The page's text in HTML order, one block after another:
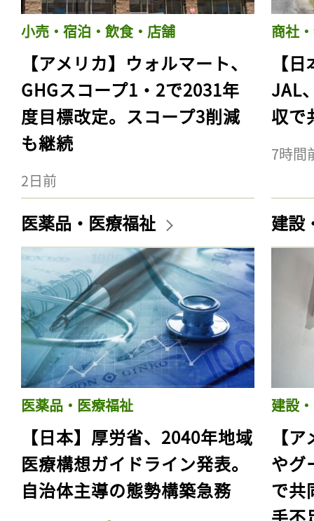
小売・宿泊・飲食・店舗
【アメリカ】ウォルマート、
GHGスコープ1・2で2031年
度目標改定。スコープ3削減
も継続
2日前
商社
【
JAL
収で
7時間
医薬品・医療福祉
医薬品・医療福祉
【日本】厚労省、2040年地域
医療構想ガイドライン発表。
自治体主導の態勢構築急務
建設
建設
【
やグ
で共